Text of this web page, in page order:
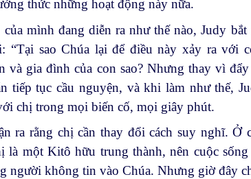
thức những hoạt động này nữa.
mình đang diễn ra như thế nào, Judy bắt
“Tại sao Chúa lại để điều này xảy ra với
và gia đình của con sao? Nhưng thay vì
tiếp tục cầu nguyện, và khi làm như thế,
chị trong mọi biến cố, mọi giây phút.
ra rằng chị cần thay đổi cách suy nghĩ. Ở
một Kitô hữu trung thành, nên cuộc sống
người không tin vào Chúa. Nhưng giờ đây